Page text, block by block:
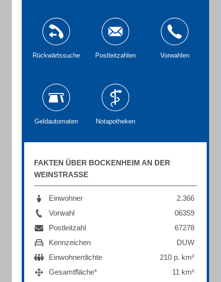
Rückwärtssuche Postleitzahlen Vorwahlen
Geldautomaten Notapotheken
FAKTEN ÜBER BOCKENHEIM AN DER
WEINSTRASSE
Einwohner
2.366
Vorwahl
06359
Postleitzahl
67278
Kennzeichen
DUW
Einwohnerdichte
210 p. km²
Gesamtfläche*
11 km²